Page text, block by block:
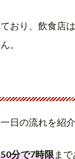
おり、飲食店
。
日の流れを紹介
分で7時限まで